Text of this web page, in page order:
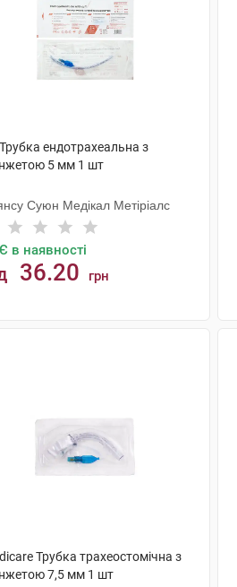
ендотрахеальна з
5 мм 1 шт
Суюн Медікал Метіріалс
Є в наявності
36.20 грн
Трубка трахеостомічна з
7,5 мм 1 шт